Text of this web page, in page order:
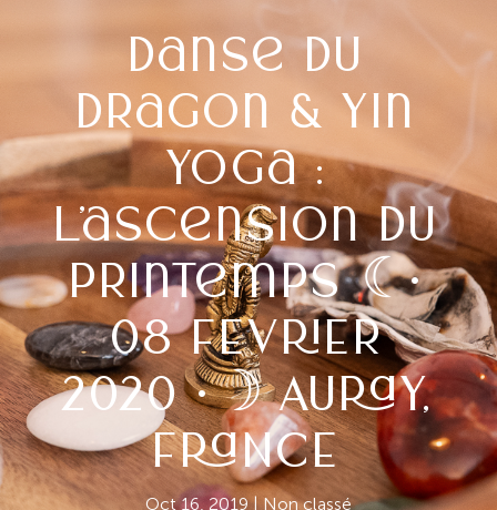
Danse du
dragon & Yin
yoga :
l’ascension du
printemps ☾•
08 FEVRIER
2020 •☽ AURAY,
FRANCE
Oct 16, 2019| Non classé